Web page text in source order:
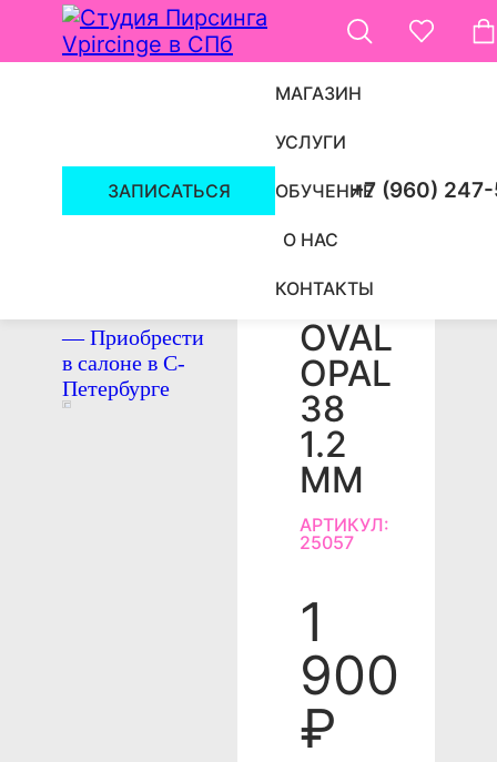
ЗАПИСАТЬСЯ
МАГАЗИН
УСЛУГИ
ОБУЧЕНИЕ
О НАС
КОНТАКТЫ
+7 (960)
НАКРУТКА
OVAL
OPAL
38
1.2
ММ
АРТИКУЛ:
25057
1
900
₽